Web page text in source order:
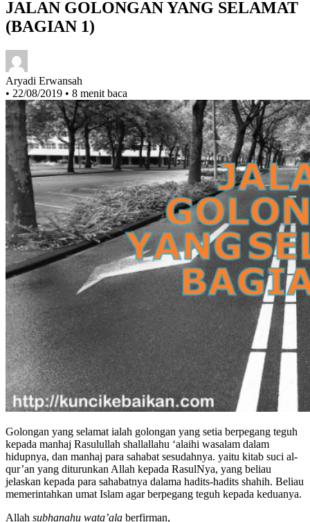
JALAN GOLONGAN YANG SELAMAT
(BAGIAN 1)
Aryadi Erwansah
• 22/08/2019• 8 menit baca
Golongan yang selamat ialah golongan yang setia berpegang teguh
kepada manhaj Rasulullah shallallahu ‘alaihi wasalam dalam
hidupnya, dan manhaj para sahabat sesudahnya. yaitu kitab suci al-
qur’an yang diturunkan Allah kepada RasulNya, yang beliau
jelaskan kepada para sahabatnya dalama hadits-hadits shahih. Beliau